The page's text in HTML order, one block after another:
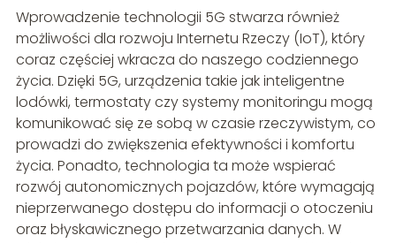
Wprowadzenie technologii 5G stwarza również
możliwości dla rozwoju Internetu Rzeczy (IoT), który
coraz częściej wkracza do naszego codziennego
życia. Dzięki 5G, urządzenia takie jak inteligentne
lodówki, termostaty czy systemy monitoringu mogą
komunikować się ze sobą w czasie rzeczywistym, co
prowadzi do zwiększenia efektywności i komfortu
życia. Ponadto, technologia ta może wspierać
rozwój autonomicznych pojazdów, które wymagają
nieprzerwanego dostępu do informacji o otoczeniu
oraz błyskawicznego przetwarzania danych. W